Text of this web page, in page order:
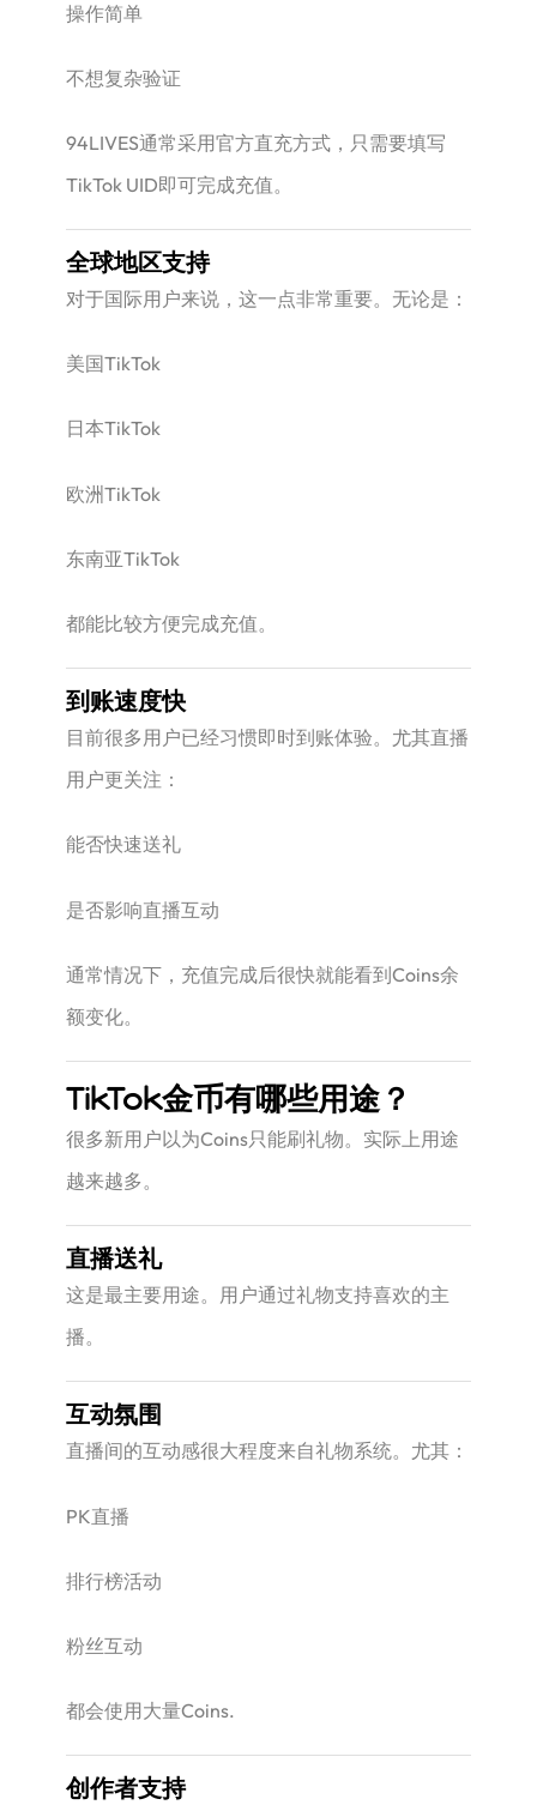
操作简单
不想复杂验证
94LIVES通常采用官方直充方式，只需要填写
TikTok UID即可完成充值。
全球地区支持
对于国际用户来说，这一点非常重要。无论是：
美国TikTok
日本TikTok
欧洲TikTok
东南亚TikTok
都能比较方便完成充值。
到账速度快
目前很多用户已经习惯即时到账体验。尤其直播
用户更关注：
能否快速送礼
是否影响直播互动
通常情况下，充值完成后很快就能看到Coins余
额变化。
TikTok金币有哪些用途？
很多新用户以为Coins只能刷礼物。实际上用途
越来越多。
直播送礼
这是最主要用途。用户通过礼物支持喜欢的主
播。
互动氛围
直播间的互动感很大程度来自礼物系统。尤其：
PK直播
排行榜活动
粉丝互动
都会使用大量Coins.
创作者支持